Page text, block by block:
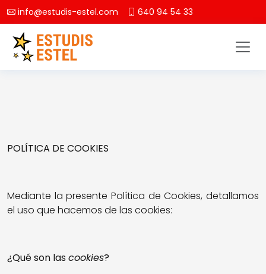
info@estudis-estel.com 640 94 54 33
POLÍTICA DE COOKIES
Mediante la presente Política de Cookies, detallamos
el uso que hacemos de las cookies:
¿Qué son lascookies?